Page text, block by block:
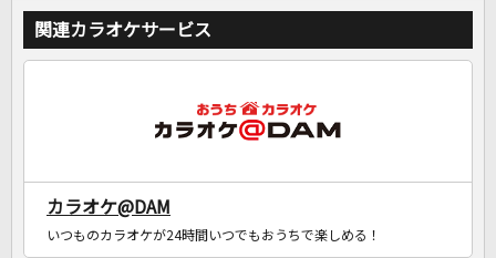
関連カラオケサービス
カラオケ@DAM
いつものカラオケが24時間いつでもおうちで楽しめる！